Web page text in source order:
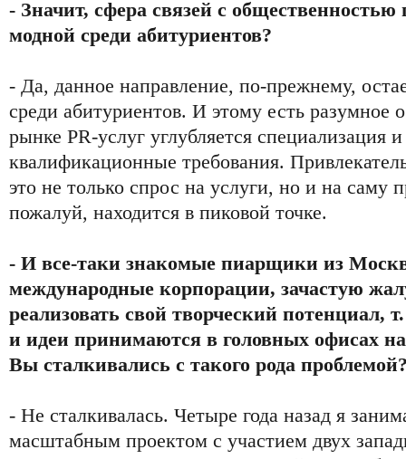
- Значит, сфера связей с общественностью
модной среди абитуриентов?
- Да, данное направление, по-прежнему,
среди абитуриентов. И этому есть разумное
рынке PR-услуг углубляется специализация и
квалификационные требования.
это не только спрос на услуги, но и на саму
пожалуй, находится в пиковой точке.
- И все-таки знакомые пиарщики из
международные корпорации, зачастую
реализовать свой творческий потенциал,
и идеи принимаются в головных офисах
Вы сталкивались с такого рода
- Не сталкивалась. Четыре года назад я
масштабным проектом с участием двух